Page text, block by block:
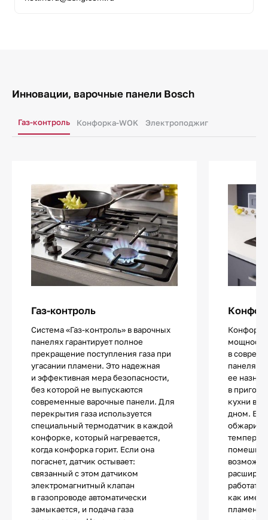
Инновации, варочные панели Bosch
Газ-контроль Конфорка-WOK Электроподжиг
Газ-контроль
Система «Газ-контроль» в варочных
панелях гарантирует полное
прекращение поступления газа при
угасании пламени. Это надежная
и эффективная мера безопасности,
без которой не выпускаются
современные варочные панели. Для
перекрытия газа используется
специальный термодатчик в каждой
конфорке, который нагревается,
когда конфорка горит. Если она
погаснет, датчик остывает:
связанный с этом датчиком
электромагнитный клапан
в газопроводе автоматически
замыкается, и подача газа
мощности
в
панелях.
ее
в
кухни в
дном.
работать
как
пламени,